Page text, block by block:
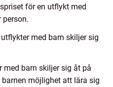
för en utflykt med
person.
med barn skiljer sig
med barn skiljer sig åt på
möjlighet att lära sig